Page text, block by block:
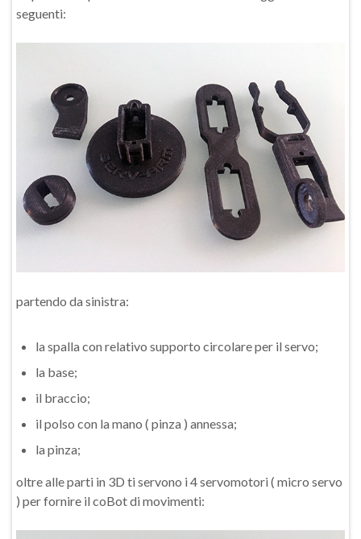
seguenti:
partendo da sinistra:
la spalla con relativo supporto circolare per il servo;
la base;
il braccio;
il polso con la mano ( pinza ) annessa;
la pinza;
oltre alle parti in 3D ti servono i 4 servomotori ( micro servo
) per fornire il coBot di movimenti: